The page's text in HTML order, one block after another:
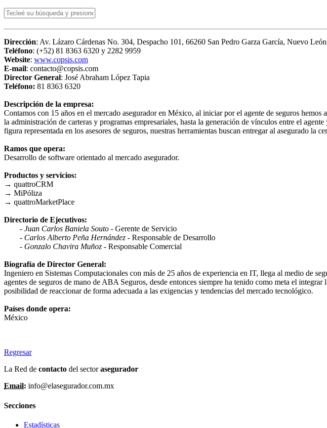
Dirección: Av. Lázaro Cárdenas No. 304, Despacho 101, 66260 San Pedro Garza García, Nuevo
Teléfono: (+52) 81 8363 6320 y 2282 9959
Website: www.copsis.com
E-mail: contacto@copsis.com
Director General: José Abraham López Tapia
Teléfono: 81 8363 6320
Descripción de la empresa:
Contamos con 15 años en el mercado asegurador en México, al iniciar por el agente de seguros
la administración de carteras y programas empresariales, hasta la generación de vínculos entre el
figura representada en los asesores de seguros, nuestras herramientas buscan entregar al asegurado la
Ramos que opera:
Desarrollo de software orientado al mercado asegurador.
Productos y servicios:
→ quattroCRM
→ MiPóliza
→ quattroMarketPlace
Directorio de Ejecutivos:
- Juan Carlos Baniela Souto - Gerente de Servicio
- Carlos Alberto Peña Hernández - Responsable de Desarrollo
- Gonzalo Chavira Muñoz - Responsable Comercial
Biografía de Director General:
Ingeniero en Sistemas Computacionales con más de 25 años de experiencia en IT, llega al medio de
agentes de seguros de mano de ABA Seguros, desde entonces siempre ha tenido como meta el
posibilidad de reaccionar de forma adecuada a las exigencias y tendencias del mercado tecnológico.
Países donde opera:
México
Regresar
La Red de contacto del sectorasegurador
Email: info@elasegurador.com.mx
Secciones
Estadísticas